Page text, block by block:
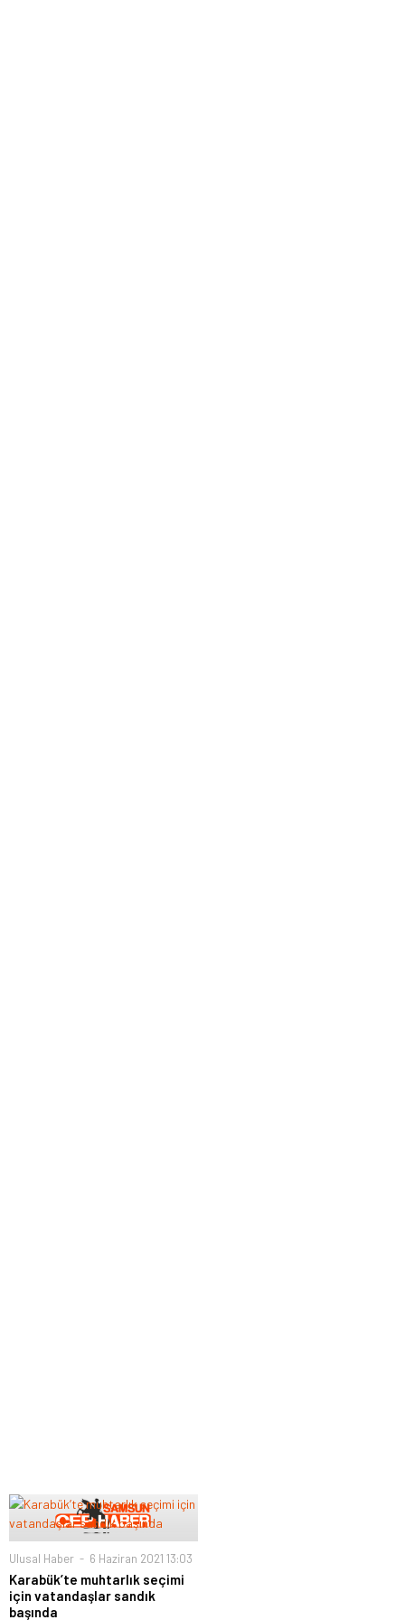
Ulusal Haber 6 Haziran 2021 13:03
Karabük’te muhtarlık seçimi
için vatandaşlar sandık
başında